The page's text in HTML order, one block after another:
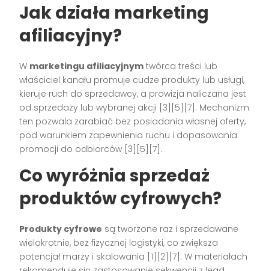
Jak działa marketing
afiliacyjny?
W marketingu afiliacyjnym twórca treści lub
właściciel kanału promuje cudze produkty lub usługi,
kieruje ruch do sprzedawcy, a prowizja naliczana jest
od sprzedaży lub wybranej akcji [3][5][7]. Mechanizm
ten pozwala zarabiać bez posiadania własnej oferty,
pod warunkiem zapewnienia ruchu i dopasowania
promocji do odbiorców [3][5][7].
Co wyróżnia sprzedaż
produktów cyfrowych?
Produkty cyfrowe są tworzone raz i sprzedawane
wielokrotnie, bez fizycznej logistyki, co zwiększa
potencjał marży i skalowania [1][2][7]. W materiałach